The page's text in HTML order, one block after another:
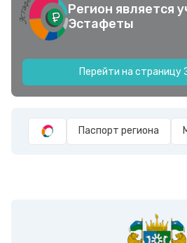
Регион является
Эстафеты
Перейти на
Паспорт региона